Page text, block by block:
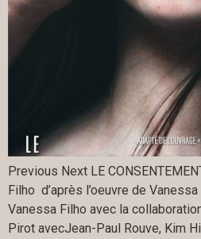
Previous Next LE
Filho d’après l’oeuvre de
Vanessa Filho avec la
Pirot avecJean-Paul Rouve, Kim